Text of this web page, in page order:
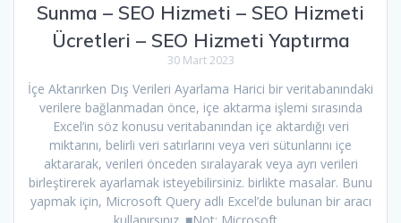
Sunma – SEO Hizmeti – SEO Hizmeti
Ücretleri – SEO Hizmeti Yaptırma
30 Mart 2023
İçe Aktarırken Dış Verileri Ayarlama Harici bir veritabanındaki
verilere bağlanmadan önce, içe aktarma işlemi sırasında
Excel’in söz konusu veritabanından içe aktardığı veri
miktarını, belirli veri satırlarını veya veri sütunlarını içe
aktararak, verileri önceden sıralayarak veya ayrı verileri
birleştirerek ayarlamak isteyebilirsiniz. birlikte masalar. Bunu
yapmak için, Microsoft Query adlı Excel’de bulunan bir aracı